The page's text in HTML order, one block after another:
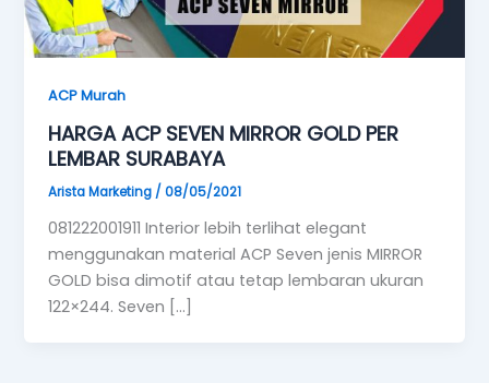
ACP Murah
HARGA ACP SEVEN MIRROR GOLD PER
LEMBAR SURABAYA
Arista Marketing /08/05/2021
081222001911 Interior lebih terlihat elegant
menggunakan material ACP Seven jenis MIRROR
GOLD bisa dimotif atau tetap lembaran ukuran
122×244. Seven […]